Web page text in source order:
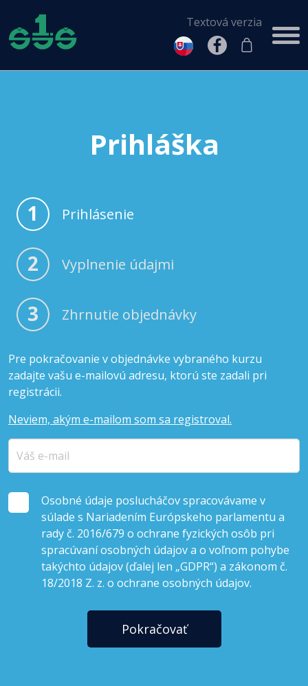
Textová verzia
Prihláška
1 Prihlásenie
2 Vyplnenie údajmi
3 Zhrnutie objednávky
Pre pokračovanie v objednávke vybraného kurzu
zadajte vašu e-mailovú adresu, ktorú ste zadali pri
registrácii.
Neviem, akým e-mailom som sa registroval.
Osobné údaje poslucháčov spracovávame v
súlade s Nariadením Európskeho parlamentu a
rady č. 2016/679 o ochrane fyzických osôb pri
spracúvaní osobných údajov a o voľnom pohybe
takýchto údajov (ďalej len „GDPR“) a zákonom č.
18/2018 Z. z. o ochrane osobných údajov.
Pokračovať